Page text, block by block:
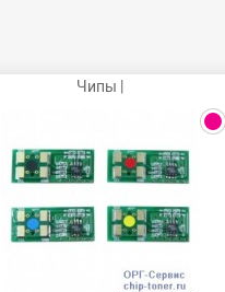
Чипы |